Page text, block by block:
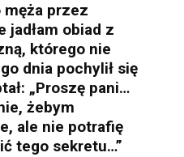
przez
jadłam obiad z
którego nie
dnia pochylił się
„Proszę pani…
żebym
ale nie potrafię
tego sekretu…”